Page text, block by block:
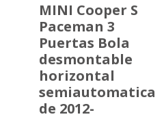
MINI Cooper S
Paceman 3
Puertas Bola
desmontable
horizontal
semiautomatica
de 2012-